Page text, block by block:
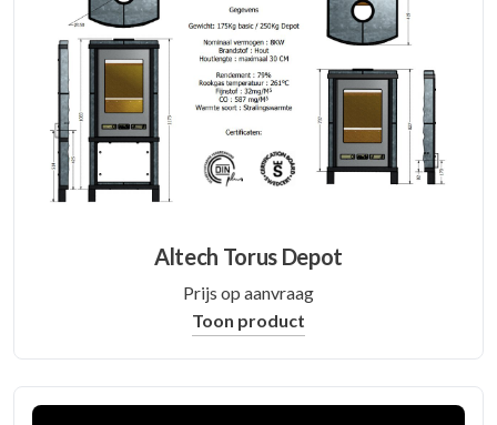
Altech Torus Depot
Prijs op aanvraag
Toon product